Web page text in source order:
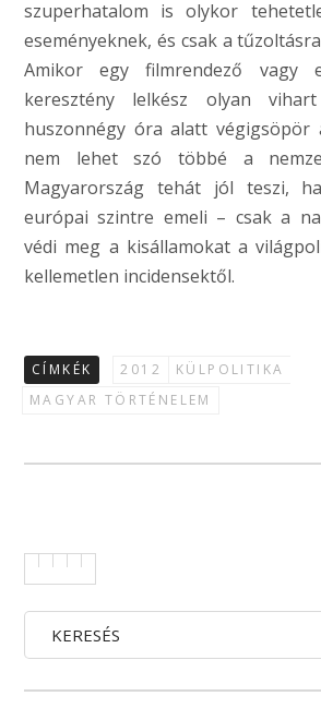
szuperhatalom is olykor
eseményeknek, és csak a
Amikor egy filmrendező vagy
keresztény lelkész olyan
huszonnégy óra alatt végigsöpör
nem lehet szó többé a
Magyarország tehát jól teszi,
európai szintre emeli – csak a
védi meg a kisállamokat a
kellemetlen incidensektől.
CÍMKÉK 2012
KÜLPOLITIKA
MAGYAR TÖRTÉNELEM